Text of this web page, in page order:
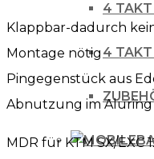
4 TAKT
4 TAKT
orange
/
58.4
Menge
Klappbar-dadurch
Montage nötig
Pingegenstück aus
Abnutzung im Aluring
MDR für KTM SX/EXC